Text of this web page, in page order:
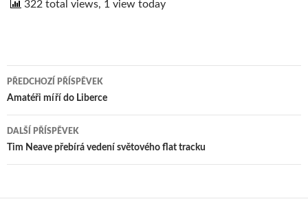
322 total views, 1 view today
Navigace
pro
příspěvek
PŘEDCHOZÍ PŘÍSPĚVEK
Amatéři míří do Liberce
DALŠÍ PŘÍSPĚVEK
Tim Neave přebírá vedení světového flat tracku